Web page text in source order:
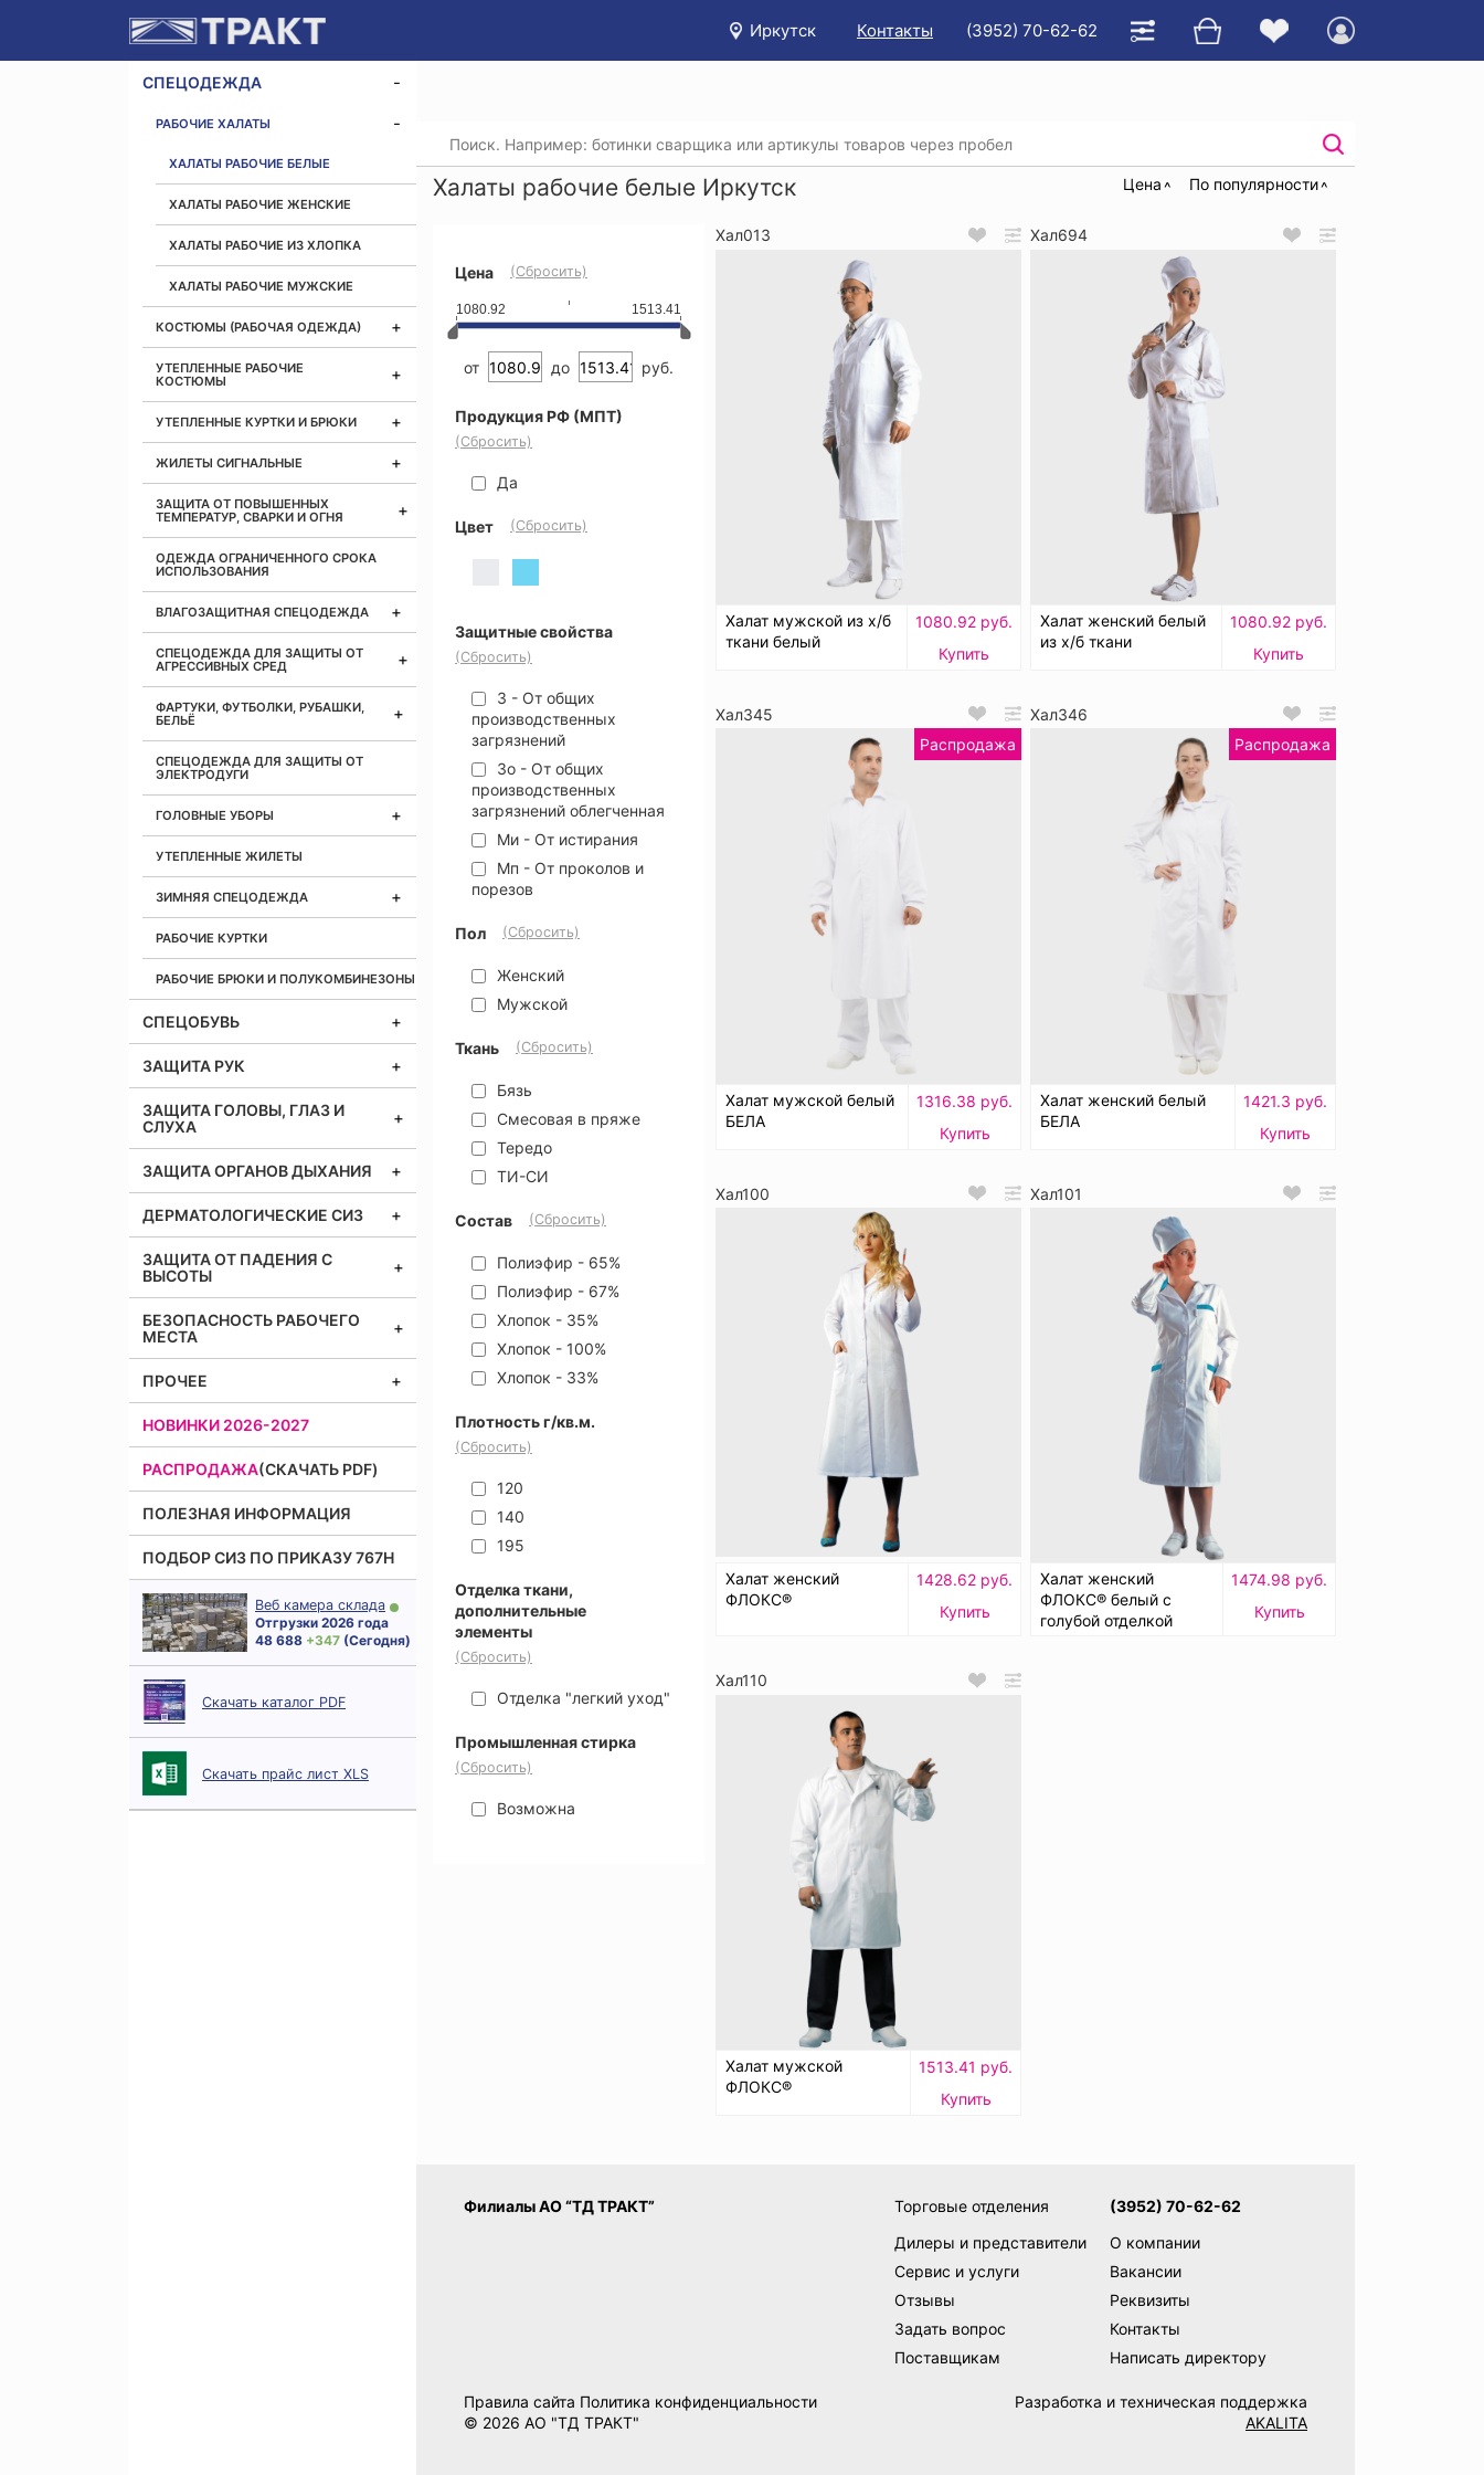
Иркутск Контакты (3952) 70-62-62
СПЕЦОДЕЖДА
РАБОЧИЕ ХАЛАТЫ
ХАЛАТЫ РАБОЧИЕ БЕЛЫЕ
ХАЛАТЫ РАБОЧИЕ ЖЕНСКИЕ
ХАЛАТЫ РАБОЧИЕ ИЗ ХЛОПКА
ХАЛАТЫ РАБОЧИЕ МУЖСКИЕ
КОСТЮМЫ (РАБОЧАЯ ОДЕЖДА)
УТЕПЛЕННЫЕ РАБОЧИЕ
КОСТЮМЫ
УТЕПЛЕННЫЕ КУРТКИ И БРЮКИ
ЖИЛЕТЫ СИГНАЛЬНЫЕ
ЗАЩИТА ОТ ПОВЫШЕННЫХ
ТЕМПЕРАТУР, СВАРКИ И ОГНЯ
ОДЕЖДА ОГРАНИЧЕННОГО СРОКА
ИСПОЛЬЗОВАНИЯ
ВЛАГОЗАЩИТНАЯ СПЕЦОДЕЖДА
СПЕЦОДЕЖДА ДЛЯ ЗАЩИТЫ ОТ
АГРЕССИВНЫХ СРЕД
ФАРТУКИ, ФУТБОЛКИ, РУБАШКИ,
БЕЛЬЁ
СПЕЦОДЕЖДА ДЛЯ ЗАЩИТЫ ОТ
ЭЛЕКТРОДУГИ
ГОЛОВНЫЕ УБОРЫ
УТЕПЛЕННЫЕ ЖИЛЕТЫ
ЗИМНЯЯ СПЕЦОДЕЖДА
РАБОЧИЕ КУРТКИ
РАБОЧИЕ БРЮКИ И ПОЛУКОМБИНЕЗОНЫ
СПЕЦОБУВЬ
ЗАЩИТА РУК
ЗАЩИТА ГОЛОВЫ, ГЛАЗ И
СЛУХА
ЗАЩИТА ОРГАНОВ ДЫХАНИЯ
ДЕРМАТОЛОГИЧЕСКИЕ СИЗ
ЗАЩИТА ОТ ПАДЕНИЯ С
ВЫСОТЫ
БЕЗОПАСНОСТЬ РАБОЧЕГО
МЕСТА
ПРОЧЕЕ
НОВИНКИ 2026-2027
РАСПРОДАЖА(СКАЧАТЬ PDF)
ПОЛЕЗНАЯ ИНФОРМАЦИЯ
ПОДБОР СИЗ ПО ПРИКАЗУ 767Н
Веб камера склада
Отгрузки 2026 года
48 688 + 347 (Сегодня)
Скачать каталог PDF
Скачать прайс лист XLS
Халаты рабочие белые Иркутск Цена По популярности
Цена (Сбросить)
1080.92 1513.41
от до руб.
Продукция РФ (МПТ)
(Сбросить)
Да
Цвет (Сбросить)
Защитные свойства
(Сбросить)
З - От общих
производственных
загрязнений
Зо - От общих
производственных
загрязнений облегченная
Ми - От истирания
Мп - От проколов и
порезов
Пол (Сбросить)
Женский
Мужской
Ткань (Сбросить)
Бязь
Смесовая в пряже
Тередо
ТИ-СИ
Состав (Сбросить)
Полиэфир - 65%
Полиэфир - 67%
Хлопок - 35%
Хлопок - 100%
Хлопок - 33%
Плотность г/кв.м.
(Сбросить)
120
140
195
Отделка ткани,
дополнительные
элементы
(Сбросить)
Отделка "легкий уход"
Промышленная стирка
(Сбросить)
Возможна
Хал013
Халат мужской из х/б
ткани белый
1080.92 руб.
Купить
Хал694
Халат женский белый
из х/б ткани
1080.92 руб.
Купить
Хал345
Распродажа
Халат мужской белый
БЕЛА
1316.38 руб.
Купить
Хал346
Распродажа
Халат женский белый
БЕЛА
1421.3 руб.
Купить
Хал100
Халат женский
ФЛОКС®
1428.62 руб.
Купить
Хал101
Халат женский
ФЛОКС® белый с
голубой отделкой
1474.98 руб.
Купить
Хал110
Халат мужской
ФЛОКС®
1513.41 руб.
Купить
Филиалы АО “ТД ТРАКТ”
Торговые отделения
Дилеры и представители
Сервис и услуги
Отзывы
Задать вопрос
Поставщикам
(3952) 70-62-62
О компании
Вакансии
Реквизиты
Контакты
Написать директору
Правила сайта Политика конфиденциальности
© 2026 АО "ТД ТРАКТ"
Разработка и техническая поддержка
AKALITA